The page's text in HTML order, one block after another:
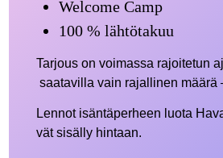
Welcome Camp
100 % lähtötakuu
Tarjous on voimassa rajoitetun
saatavilla vain rajallinen määrä
Lennot isäntäperheen luota
vät sisälly hintaan.